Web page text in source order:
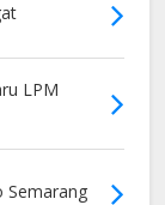
LPM
Semarang